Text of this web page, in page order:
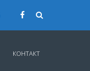
КОНТАКТ